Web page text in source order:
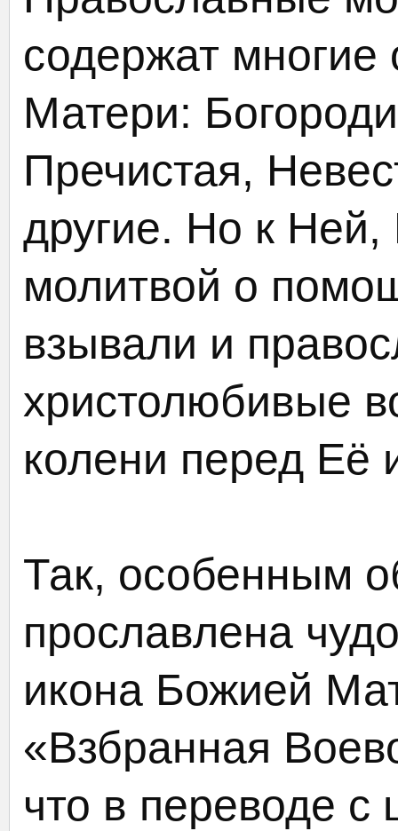
содержат
Матери:
Пречистая,
другие. Но к
молитвой о
взывали и
христолюбивые
колени перед Её
Так, особенным
прославлена
икона Божией
«Взбранная
что в переводе с